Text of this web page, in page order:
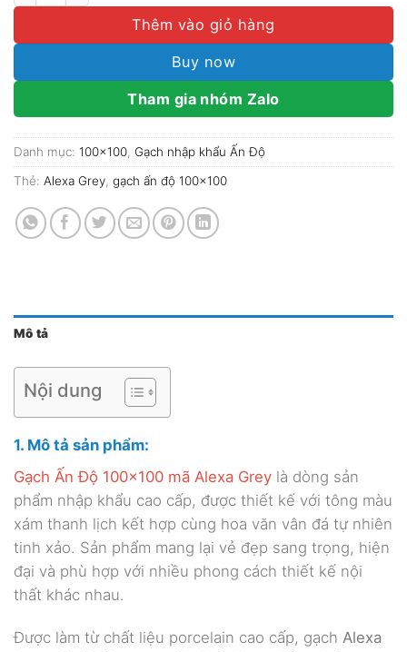
Thêm vào giỏ hàng
Buy now
Tham gia nhóm Zalo
Danh mục: 100x100 Gạch nhập khẩu Ấn Độ
Thẻ: Alexa Grey gạch ấn độ 100x100
Mô tả
Nội dung
1. Mô tả sản phẩm:
Gạch Ấn Độ 100×100 mã Alexa Grey là dòng sản
phẩm nhập khẩu cao cấp, được thiết kế với tông màu
xám thanh lịch kết hợp cùng hoa văn vân đá tự nhiên
tinh xảo. Sản phẩm mang lại vẻ đẹp sang trọng, hiện
đại và phù hợp với nhiều phong cách thiết kế nội
thất khác nhau.
Được làm từ chất liệu porcelain cao cấp, gạch Alexa